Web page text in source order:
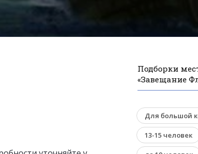
Подборки
«Завещание
Для большой
13-15 человек